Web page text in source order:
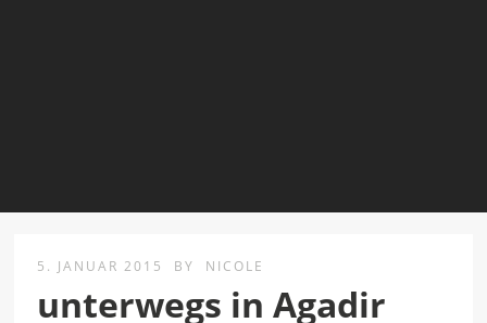
5. JANUAR 2015 BY NICOLE
unterwegs in Agadir